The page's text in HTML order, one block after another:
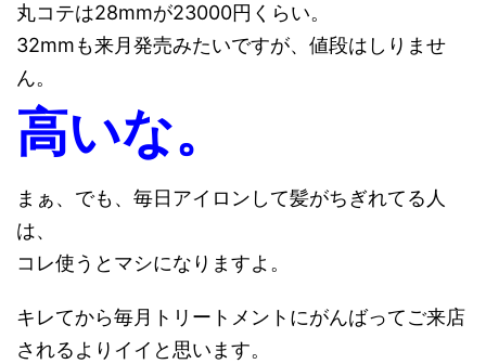
丸コテは28mmが23000円くらい。
32mmも来月発売みたいですが、値段はしりませ
ん。
高いな。
まぁ、でも、毎日アイロンして髪がちぎれてる人
は、
コレ使うとマシになりますよ。
キレてから毎月トリートメントにがんばってご来店
されるよりイイと思います。